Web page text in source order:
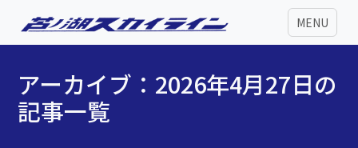
MENU
アーカイブ：2026年4月27日の
記事一覧